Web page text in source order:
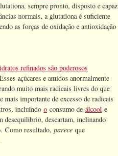
sempre pronto, disposto e capaz
normais, a glutationa é suficiente
as forças de oxidação e antioxidação
refinados são poderosos
açúcares e amidos anormalmente
muito mais radicais livres do que
importante de excesso de radicais
incluindo o consumo de álcool e
desequilibrio, descartam, inclinando
Como resultado, parece que